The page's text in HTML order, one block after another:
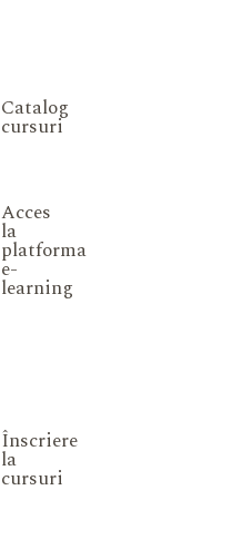
Catalog
cursuri
Acces
la
platforma
e-
learning
Înscriere
la
cursuri